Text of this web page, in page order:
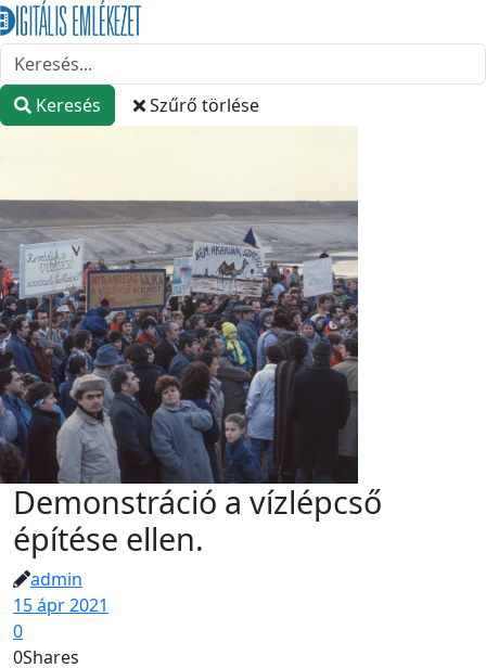
Keresés Szűrő törlése
Demonstráció a vízlépcső
építése ellen.
admin
15 ápr 2021
0
0Shares